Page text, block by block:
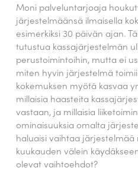
Moni palveluntarjoaja
järjestelmäänsä ilmaisella
esimerkiksi 30 päivän ajan.
tutustua kassajärjestelmän
perustoimintoihin, mutta ei
miten hyvin järjestelmä
kokemuksen myötä kasvaa
millaisia haasteita
vastaan, ja millaisia
ominaisuuksia omalta
haluaisi vaihtaa
kuukauden välein
olevat vaihtoehdot?